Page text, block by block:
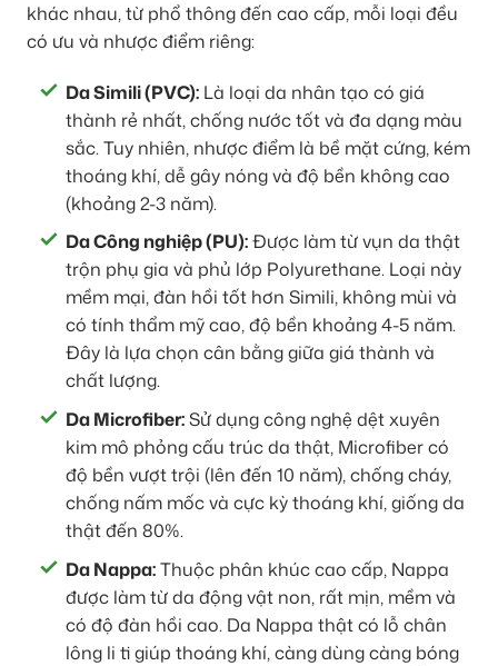
khác nhau, từ phổ thông đến cao cấp, mỗi loại đều
có ưu và nhược điểm riêng:
Da Simili (PVC): Là loại da nhân tạo có giá
thành rẻ nhất, chống nước tốt và đa dạng màu
sắc. Tuy nhiên, nhược điểm là bề mặt cứng, kém
thoáng khí, dễ gây nóng và độ bền không cao
(khoảng 2-3 năm).
Da Công nghiệp (PU):Được làm từ vụn da thật
trộn phụ gia và phủ lớp Polyurethane. Loại này
mềm mại, đàn hồi tốt hơn Simili, không mùi và
có tính thẩm mỹ cao, độ bền khoảng 4-5 năm.
Đây là lựa chọn cân bằng giữa giá thành và
chất lượng.
Da Microfiber:Sử dụng công nghệ dệt xuyên
kim mô phỏng cấu trúc da thật, Microfiber có
độ bền vượt trội (lên đến 10 năm), chống cháy,
chống nấm mốc và cực kỳ thoáng khí, giống da
thật đến 80%.
Da Nappa:Thuộc phân khúc cao cấp, Nappa
được làm từ da động vật non, rất mịn, mềm và
có độ đàn hồi cao. Da Nappa thật có lỗ chân
lông li ti giúp thoáng khí, càng dùng càng bóng